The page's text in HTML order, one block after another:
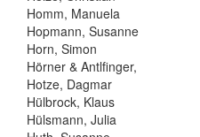
Homm, Manuela
Hopmann, Susanne
Horn, Simon
Hörner & Antlfinger,
Hotze, Dagmar
Hülbrock, Klaus
Hülsmann, Julia